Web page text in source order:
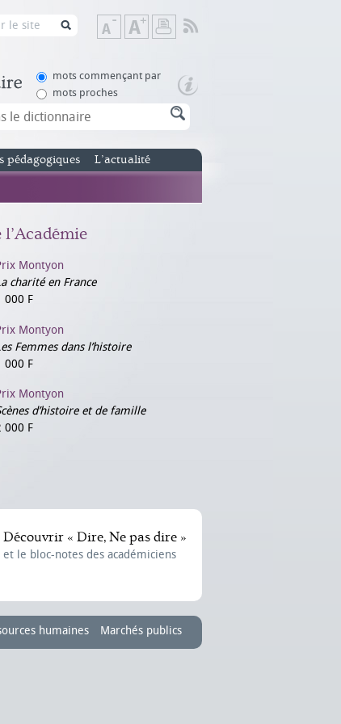
Diminuer
la
de
Augmenter
la
de
mots commençant par
mots proches
pédagogiques L’actualité
l’Académie
Montyon
charité en France
000 F
Montyon
Femmes dans l’histoire
000 F
Montyon
d’histoire et de famille
000 F
Découvrir « Dire, Ne pas dire »
et le bloc-notes des académiciens
humaines Marchés publics